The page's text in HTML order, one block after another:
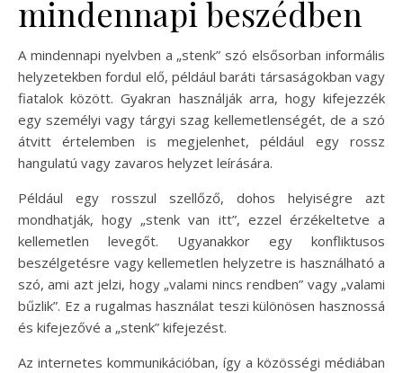
mindennapi beszédben
A mindennapi nyelvben a „stenk” szó elsősorban informális
helyzetekben fordul elő, például baráti társaságokban vagy
fiatalok között. Gyakran használják arra, hogy kifejezzék
egy személyi vagy tárgyi szag kellemetlenségét, de a szó
átvitt értelemben is megjelenhet, például egy rossz
hangulatú vagy zavaros helyzet leírására.
Például egy rosszul szellőző, dohos helyiségre azt
mondhatják, hogy „stenk van itt”, ezzel érzékeltetve a
kellemetlen levegőt. Ugyanakkor egy konfliktusos
beszélgetésre vagy kellemetlen helyzetre is használható a
szó, ami azt jelzi, hogy „valami nincs rendben” vagy „valami
bűzlik”. Ez a rugalmas használat teszi különösen hasznossá
és kifejezővé a „stenk” kifejezést.
Az internetes kommunikációban, így a közösségi médiában